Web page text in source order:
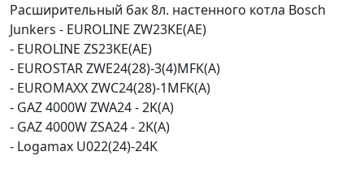
Расширительный бак 8л. настенного котла Bosch
Junkers - EUROLINE ZW23KE(AE)
- EUROLINE ZS23KE(AE)
- EUROSTAR ZWE24(28)-3(4)MFK(A)
- EUROMAXX ZWC24(28)-1MFK(A)
- GAZ 4000W ZWA24 - 2K(A)
- GAZ 4000W ZSA24 - 2K(A)
- Logamax U022(24)-24K